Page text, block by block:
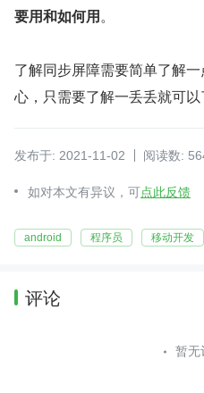
要用和如何用。
了解同步屏障需要简单了解
心，只需要了解一丢丢就可以
发布于: 2021-11-02 阅读数:
如对本文有异议，可点此反馈
android 程序员 移动开发
评论
暂无